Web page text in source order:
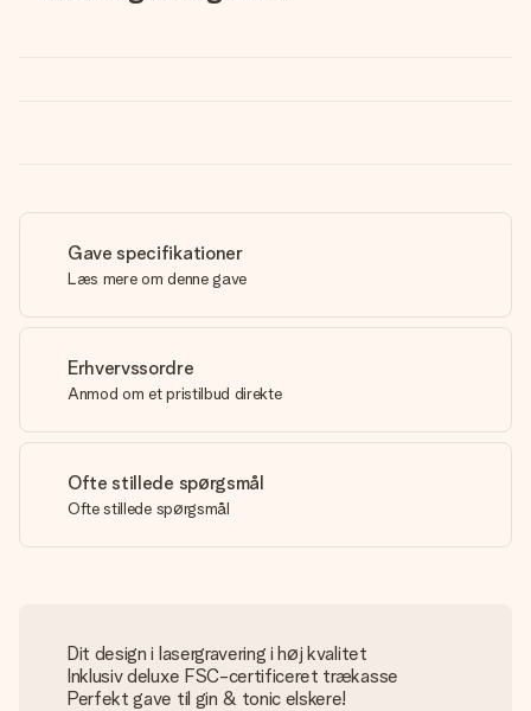
Gave specifikationer
Læs mere om denne gave
Erhvervssordre
Anmod om et pristilbud direkte
Ofte stillede spørgsmål
Ofte stillede spørgsmål
Dit design i lasergravering i høj kvalitet
Inklusiv deluxe FSC-certificeret trækasse
Perfekt gave til gin & tonic elskere!